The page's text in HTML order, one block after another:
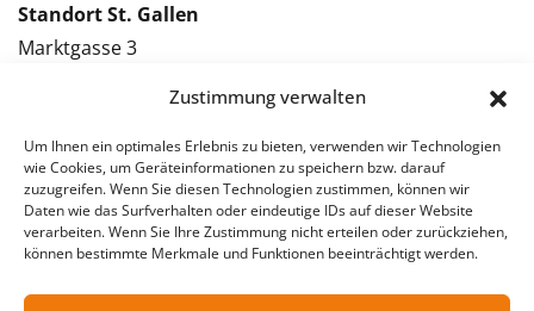
Zustimmung verwalten
Um Ihnen ein optimales Erlebnis zu bieten, verwenden wir Technologien
wie Cookies, um Geräteinformationen zu speichern bzw. darauf
zuzugreifen. Wenn Sie diesen Technologien zustimmen, können wir
Daten wie das Surfverhalten oder eindeutige IDs auf dieser Website
verarbeiten. Wenn Sie Ihre Zustimmung nicht erteilen oder zurückziehen,
können bestimmte Merkmale und Funktionen beeinträchtigt werden.
Standort St. Gallen
Marktgasse 3
Kontakt St. Gallen
Bewerbung St. Gallen
Vakanzmeldung St. Gallen